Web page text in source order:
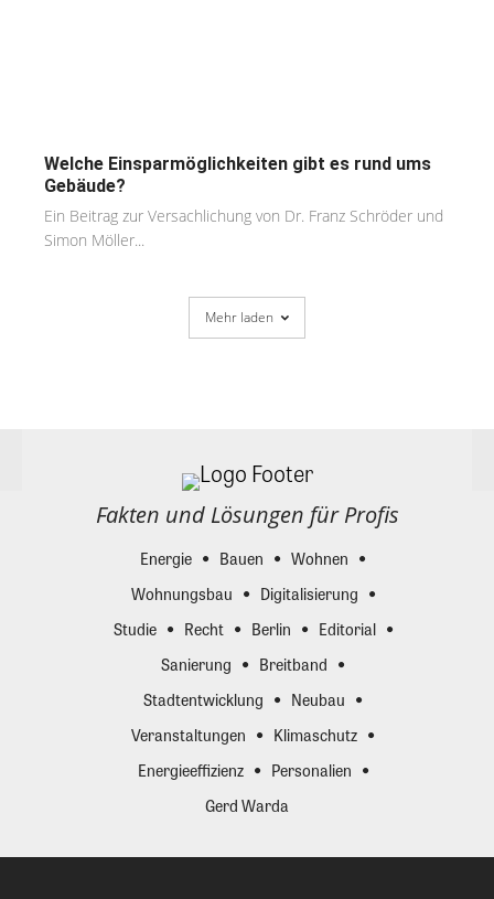
Welche Einsparmöglichkeiten gibt es rund ums
Gebäude?
Ein Beitrag zur Versachlichung von Dr. Franz Schröder und
Simon Möller...
Mehr laden
Fakten und Lösungen für Profis
Energie Bauen
Wohnen
Wohnungsbau
Digitalisierung
Studie
Recht Berlin
Editorial
Sanierung
Breitband
Stadtentwicklung
Neubau
Veranstaltungen
Klimaschutz
Energieeffizienz
Personalien
Gerd Warda